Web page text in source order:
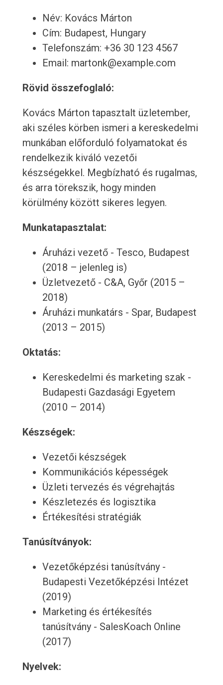
Név: Kovács Márton
Cím: Budapest, Hungary
Telefonszám: +36 30 123 4567
Email: martonk@example.com
Rövid összefoglaló:
Kovács Márton tapasztalt üzletember,
aki széles körben ismeri a kereskedelmi
munkában előforduló folyamatokat és
rendelkezik kiváló vezetői
készségekkel. Megbízható és rugalmas,
és arra törekszik, hogy minden
körülmény között sikeres legyen.
Munkatapasztalat:
Áruházi vezető - Tesco, Budapest
(2018 – jelenleg is)
Üzletvezető - C&A, Győr (2015 –
2018)
Áruházi munkatárs - Spar, Budapest
(2013 – 2015)
Oktatás:
Kereskedelmi és marketing szak -
Budapesti Gazdasági Egyetem
(2010 – 2014)
Készségek:
Vezetői készségek
Kommunikációs képességek
Üzleti tervezés és végrehajtás
Készletezés és logisztika
Értékesítési stratégiák
Tanúsítványok:
Vezetőképzési tanúsítvány -
Budapesti Vezetőképzési Intézet
(2019)
Marketing és értékesítés
tanúsítvány - SalesKoach Online
(2017)
Nyelvek: